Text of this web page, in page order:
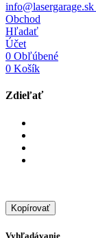
info@lasergarage.sk
Obchod
Hľadať
Účet
0 Obľúbené
0 Košík
Zdieľať
Kopírovať
Vyhľadávanie